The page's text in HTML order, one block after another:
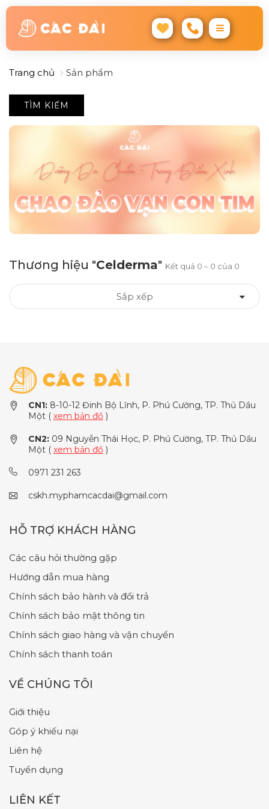
Trang chủ Sản phẩm
TÌM KIẾM
Thương hiệu "Celderma" Kết quả 0 – 0 của 0
Sắp xếp
CN1: 8-10-12 Đinh Bộ Lĩnh, P. Phú Cường, TP. Thủ Dầu
Một ( xem bản đồ )
CN2: 09 Nguyễn Thái Học, P. Phú Cường, TP. Thủ Dầu
Một ( xem bản đồ )
0971 231 263
cskh.myphamcacdai@gmail.com
HỖ TRỢ KHÁCH HÀNG
Các câu hỏi thường gặp
Hướng dẫn mua hàng
Chính sách bảo hành và đổi trả
Chính sách bảo mật thông tin
Chính sách giao hàng và vận chuyển
Chính sách thanh toán
VỀ CHÚNG TÔI
Giới thiệu
Góp ý khiếu nại
Liên hệ
Tuyển dụng
LIÊN KẾT